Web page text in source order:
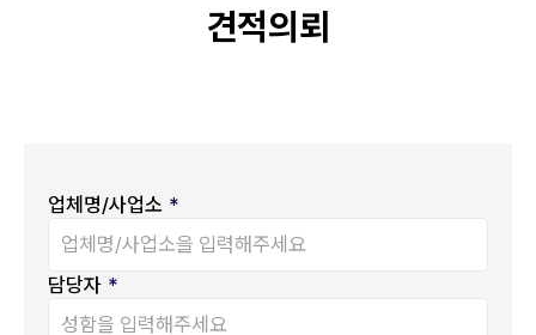
견적의뢰
업체명/사업소 *
담당자 *